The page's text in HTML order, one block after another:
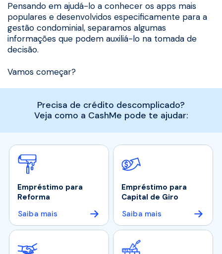
Pensando em ajudá-lo a conhecer os apps mais
populares e desenvolvidos especificamente para a
gestão condominial, separamos algumas
informações que podem auxiliá-lo na tomada de
decisão.
Vamos começar?
Precisa de crédito descomplicado?
Veja como a CashMe pode te ajudar:
Empréstimo para
Reforma
Saiba mais
Empréstimo para
Capital de Giro
Saiba mais